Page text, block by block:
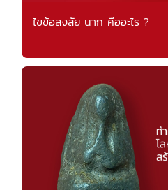
ไขข้อสงสัย นาก คืออะไร ?